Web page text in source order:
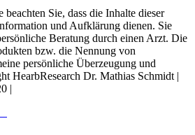
Sie, dass die Inhalte dieser
und Aufklärung dienen. Sie
Beratung durch einen Arzt. Die
bzw. die Nennung von
persönliche Überzeugung und
HearbResearch Dr. Mathias Schmidt |
|